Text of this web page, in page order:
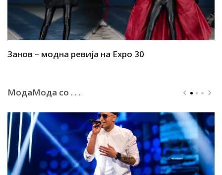
Занов – модна ревија на Expo 30
МодаМода со . . .